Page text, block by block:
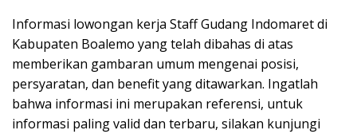
Informasi lowongan kerja Staff Gudang Indomaret di
Kabupaten Boalemo yang telah dibahas di atas
memberikan gambaran umum mengenai posisi,
persyaratan, dan benefit yang ditawarkan. Ingatlah
bahwa informasi ini merupakan referensi, untuk
informasi paling valid dan terbaru, silakan kunjungi